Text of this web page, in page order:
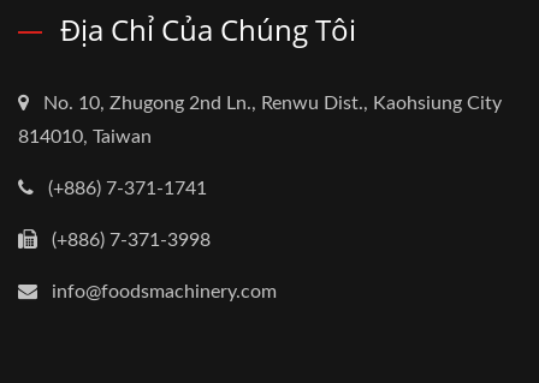
Địa Chỉ Của Chúng Tôi
No. 10, Zhugong 2nd Ln., Renwu Dist., Kaohsiung City
814010, Taiwan
(+886) 7-371-1741
(+886) 7-371-3998
info@foodsmachinery.com